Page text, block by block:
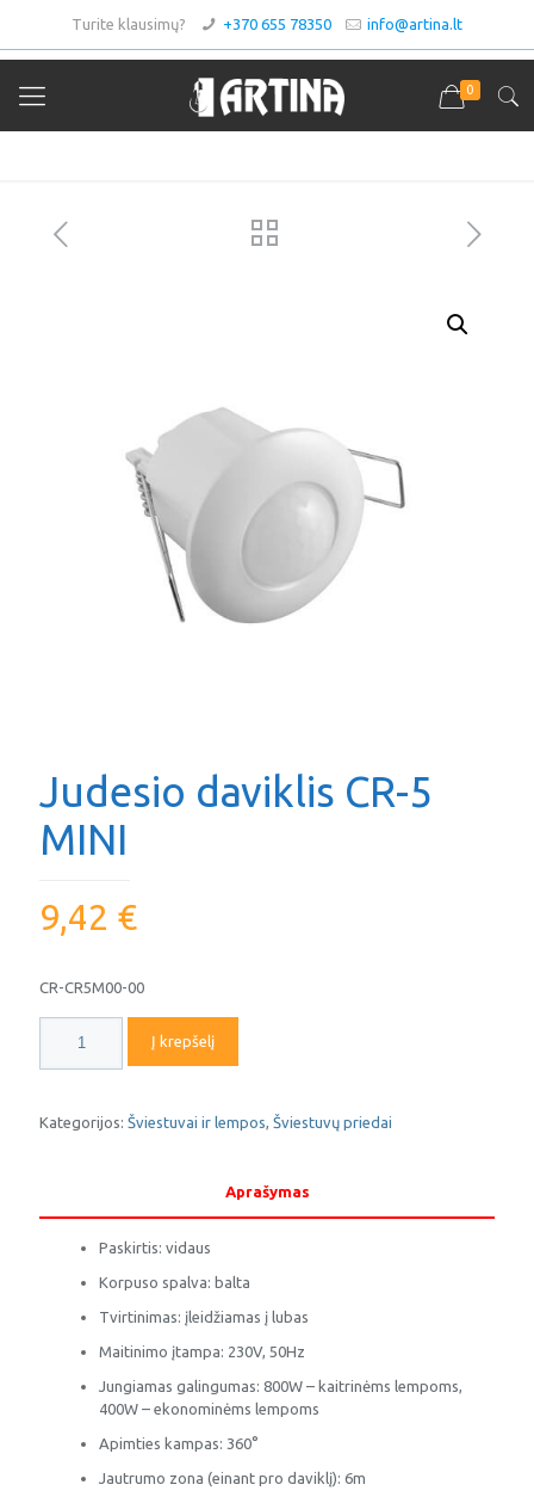
Turite klausimų? +370 655 78350 info@artina.lt
0
Asortimentas
Judesio daviklis CR-5
MINI
9,42 €
CR-CR5M00-00
kiekis:
Judesio
CR-
Į krepšelį
Kategorijos: Šviestuvai ir lempos, Šviestuvų priedai
Aprašymas
Paskirtis: vidaus
Korpuso spalva: balta
Tvirtinimas: įleidžiamas į lubas
Maitinimo įtampa: 230V, 50Hz
Jungiamas galingumas: 800W – kaitrinėms lempoms,
400W – ekonominėms lempoms
Apimties kampas: 360°
Jautrumo zona (einant pro daviklį): 6m